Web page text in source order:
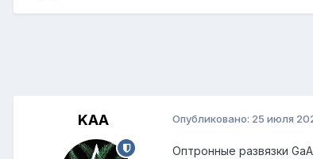
KAA Опубликовано: 25 июля
Оптронные развязки